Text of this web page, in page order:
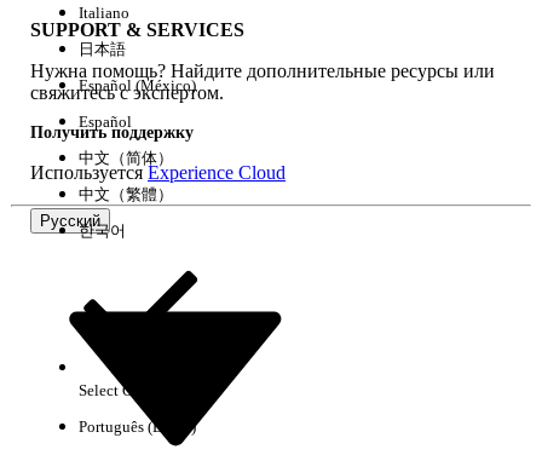
Очистить все Готово
Результаты отсутствуют
SUPPORT & SERVICES
Нужна помощь? Найдите дополнительные ресурсы или
свяжитесь с экспертом.
Получить поддержку
ИспользуетсяExperience Cloud
Русский
Italiano
日本語
Español (México)
Español
中文（简体）
中文（繁體）
한국어
Select Org
Português (Brasil)